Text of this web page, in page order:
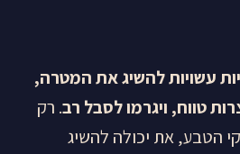
עשויות להשיג את המטרה,
טווח, ויגרמו לסבל רב. רק
הטבע, את יכולה להשיג